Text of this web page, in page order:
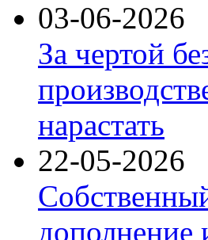
03-06-2026
За чертой
нарастать
22-05-2026
дополнение